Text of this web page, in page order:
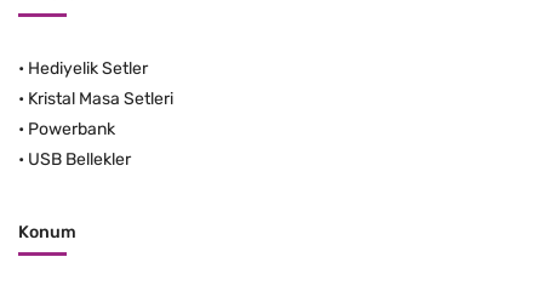
• Hediyelik Setler
• Kristal Masa Setleri
• Powerbank
• USB Bellekler
Konum